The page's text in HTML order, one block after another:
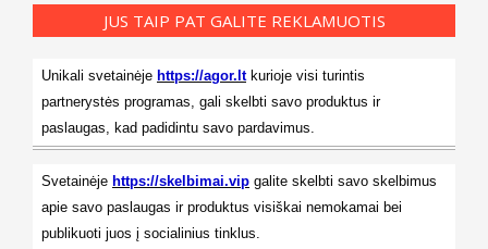
JUS TAIP PAT GALITE REKLAMUOTIS
Unikali svetainėje https://agor.ltkurioje visi turintis
partnerystės programas, gali skelbti savo produktus ir
paslaugas, kad padidintu savo pardavimus.
Svetainėje https://skelbimai.vip galite skelbti savo skelbimus
apie savo paslaugas ir produktus visiškai nemokamai bei
publikuoti juos į socialinius tinklus.